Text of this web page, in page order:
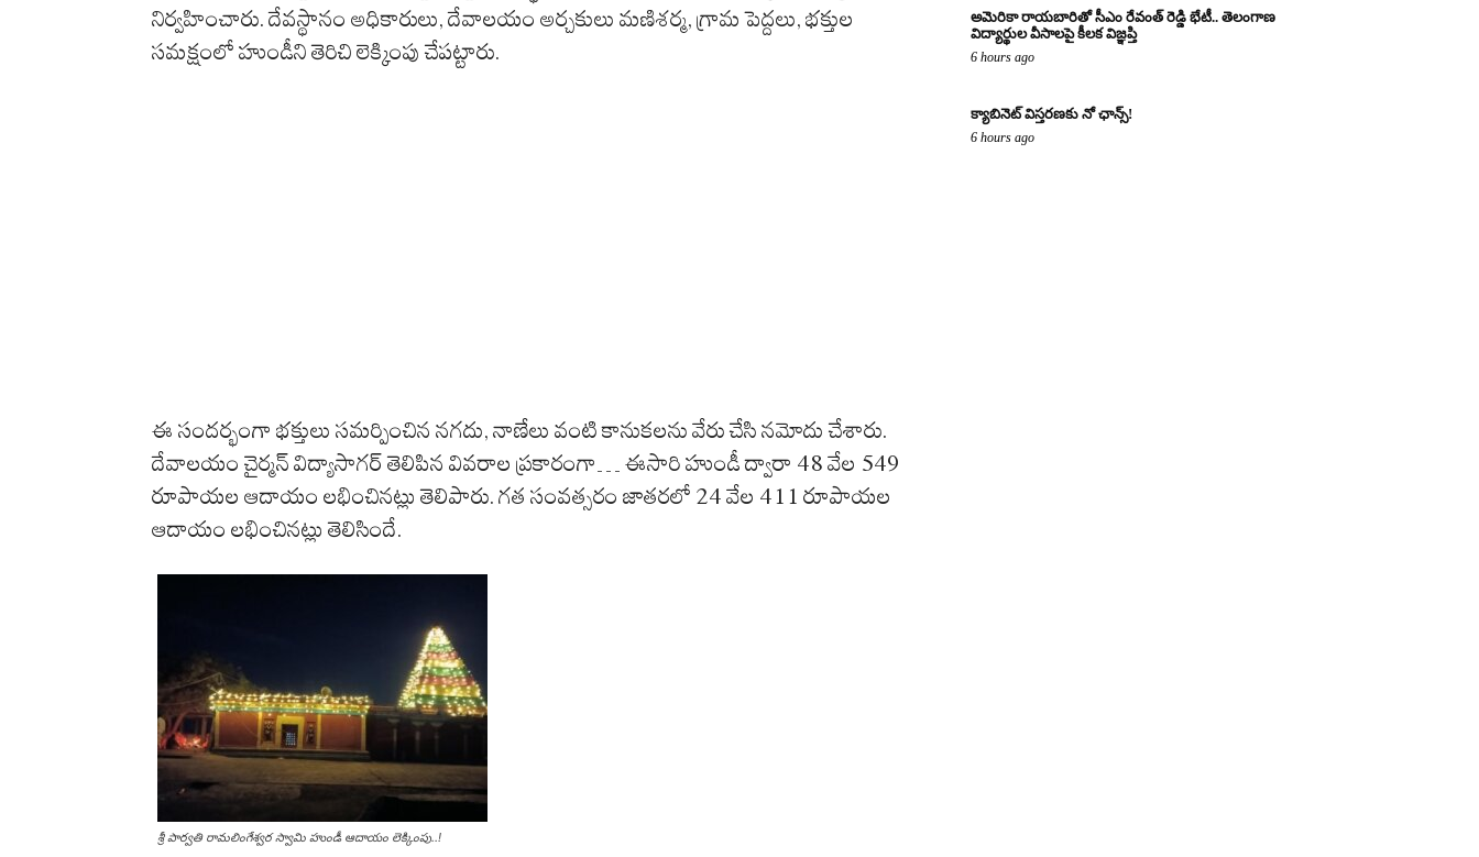
నిర్వహించారు. దేవస్థానం అధికారులు,దేవాలయం అర్చకులు మణిశర్మ, గ్రామ పెద్దలు, భక్తుల
సమక్షంలో హుండీని తెరిచి లెక్కింపు చేపట్టారు.
ఈ సందర్భంగా భక్తులు సమర్పించిన నగదు, నాణేలు వంటి కానుకలను వేరు చేసి నమోదు చేశారు.
దేవాలయం చైర్మన్ విద్యాసాగర్ తెలిపిన వివరాల ప్రకారంగా … ఈసారి హుండీ ద్వారా 48 వేల 549
రూపాయల ఆదాయం లభించినట్లుతెలిపారు. గత సంవత్సరం జాతరలో 24 వేల 411 రూపాయల
ఆదాయం లభించినట్లుతెలిసిందే.
శ్రీ పార్వతి రామలింగేశ్వర స్వామి హుండీ ఆదాయం లెక్కింపు..!
అమెరికా రాయబారితో సీఎం రేవంత్ రెడ్డి భేటీ.. తెలంగాణ
విద్యార్థుల వీసాలపై కీలక విజ్ఞప్తి
6 hours ago
క్యాబినెట్ విస్తరణకు నో ఛాన్స్!
6 hours ago